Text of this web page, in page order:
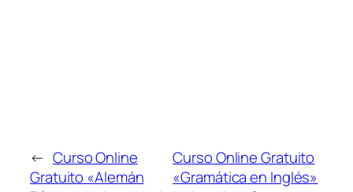
← Curso Online
Gratuito «Alemán
Curso Online Gratuito
«Gramática en Inglés»